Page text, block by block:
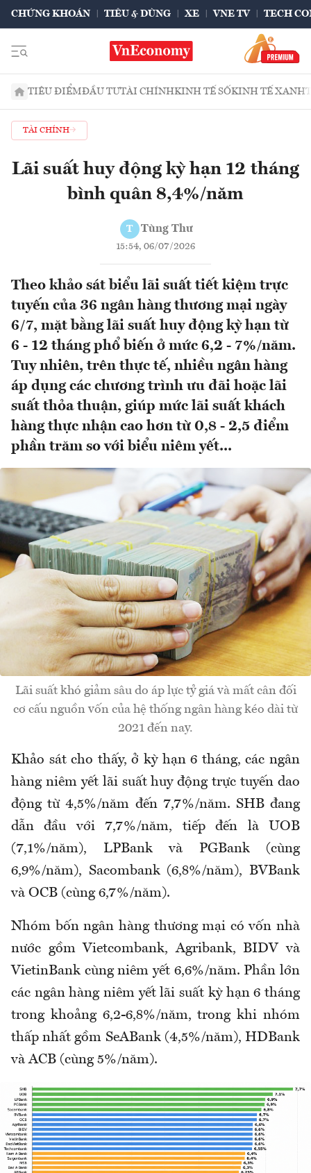
CHỨNG KHOÁN TIÊU & DÙNG XE VNE TV TECH
TIÊU ĐIỂMĐẦU TƯTÀI CHÍNHKINH TẾ SỐKINH TẾ XANH
TÀI CHÍNH
Lãi suất huy động kỳ hạn 12 tháng
bình quân 8,4%/năm
T Tùng Thư
15:54, 06/07/2026
Theo khảo sát biểu lãi suất tiết kiệm trực
tuyến của 36 ngân hàng thương mại ngày
6/7, mặt bằng lãi suất huy động kỳ hạn từ
6 - 12 tháng phổ biến ở mức 6,2 - 7%/năm.
Tuy nhiên, trên thực tế, nhiều ngân hàng
áp dụng các chương trình ưu đãi hoặc lãi
suất thỏa thuận, giúp mức lãi suất khách
hàng thực nhận cao hơn từ 0,8 - 2,5 điểm
phần trăm so với biểu niêm yết...
Lãi suất khó giảm sâu do áp lực tỷ giá và mất cân đối
cơ cấu nguồn vốn của hệ thống ngân hàng kéo dài từ
2021 đến nay.
Khảo sát cho thấy, ở kỳ hạn 6 tháng, các ngân
hàng niêm yết lãi suất huy động trực tuyến dao
động từ 4,5%/năm đến 7,7%/năm. SHB đang
dẫn đầu với 7,7%/năm, tiếp đến là UOB
(7,1%/năm), LPBank và PGBank (cùng
6,9%/năm), Sacombank (6,8%/năm), BVBank
và OCB (cùng 6,7%/năm).
Nhóm bốn ngân hàng thương mại có vốn nhà
nước gồm Vietcombank, Agribank, BIDV và
VietinBank cùng niêm yết 6,6%/năm. Phần lớn
các ngân hàng niêm yết lãi suất kỳ hạn 6 tháng
trong khoảng 6,2-6,8%/năm, trong khi nhóm
thấp nhất gồm SeABank (4,5%/năm), HDBank
và ACB (cùng 5%/năm).